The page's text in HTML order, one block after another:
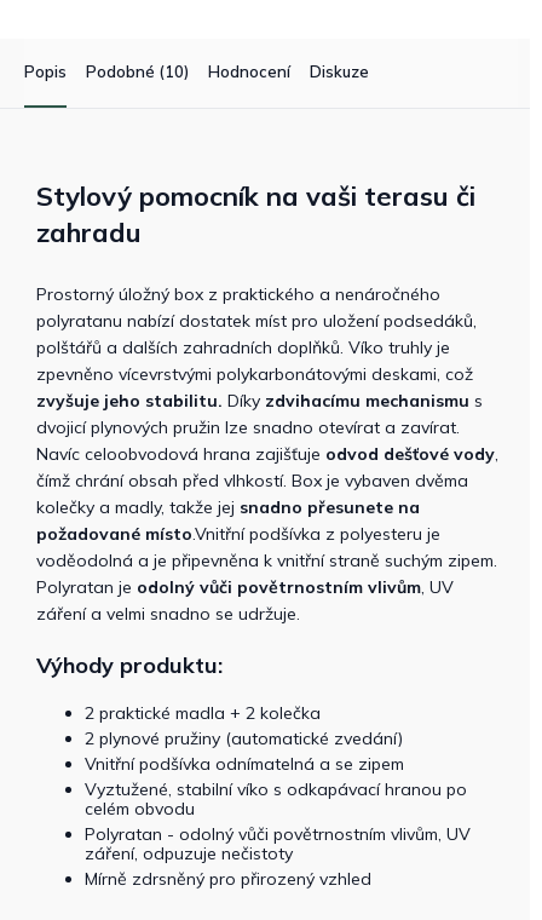
Popis Podobné (10) Hodnocení Diskuze
Stylový pomocník na vaši terasu či
zahradu
Prostorný úložný box z praktického a nenáročného
polyratanu nabízí dostatek míst pro uložení podsedáků,
polštářů a dalších zahradních doplňků. Víko truhly je
zpevněno vícevrstvými polykarbonátovými deskami, což
zvyšuje jeho stabilitu. Díky zdvihacímu mechanismu s
dvojicí plynových pružin lze snadno otevírat a zavírat.
Navíc celoobvodová hrana zajišťuje odvod dešťové vody,
čímž chrání obsah před vlhkostí. Box je vybaven dvěma
kolečky a madly, takže jej snadno přesunete na
požadované místo.Vnitřní podšívka z polyesteru je
voděodolná a je připevněna k vnitřní straně suchým zipem.
Polyratan je odolný vůči povětrnostním vlivům, UV
záření a velmi snadno se udržuje.
Výhody produktu:
2 praktické madla + 2 kolečka
2 plynové pružiny (automatické zvedání)
Vnitřní podšívka odnímatelná a se zipem
Vyztužené, stabilní víko s odkapávací hranou po
celém obvodu
Polyratan - odolný vůči povětrnostním vlivům, UV
záření, odpuzuje nečistoty
Mírně zdrsněný pro přirozený vzhled